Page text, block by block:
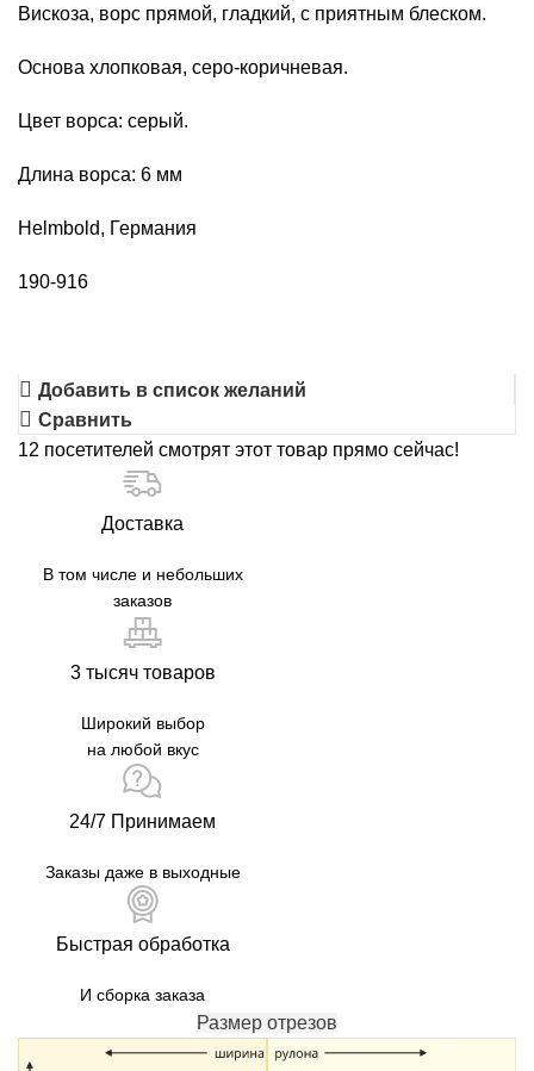
ворс
мм,
серый
серо-
коричневым,
Б0102К-295
Вискоза, ворс прямой, гладкий, с приятным блеском.
Основа хлопковая, серо-коричневая.
Цвет ворса: серый.
Длина ворса: 6 мм
Helmbold, Германия
190-916
Добавить в список желаний
Сравнить
12 посетителей смотрят этот товар прямо сейчас!
Доставка
В том числе и небольших
заказов
3 тысяч товаров
Широкий выбор
на любой вкус
24/7 Принимаем
Заказы даже в выходные
Быстрая обработка
И сборка заказа
Размер отрезов